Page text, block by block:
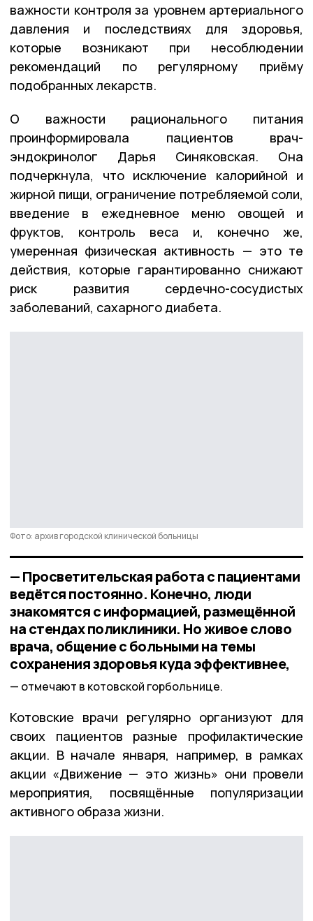
важности контроля за уровнем артериального
давления и последствиях для здоровья,
которые возникают при несоблюдении
рекомендаций по регулярному приёму
подобранных лекарств.
О важности рационального питания
проинформировала пациентов врач-
эндокринолог Дарья Синяковская. Она
подчеркнула, что исключение калорийной и
жирной пищи, ограничение потребляемой соли,
введение в ежедневное меню овощей и
фруктов, контроль веса и, конечно же,
умеренная физическая активность — это те
действия, которые гарантированно снижают
риск развития сердечно-сосудистых
заболеваний, сахарного диабета.
Фото: архив городской клинической больницы
— Просветительская работа с пациентами
ведётся постоянно. Конечно, люди
знакомятся с информацией, размещённой
на стендах поликлиники. Но живое слово
врача, общение с больными на темы
сохранения здоровья куда эффективнее,
отмечают в котовской горбольнице.
Котовские врачи регулярно организуют для
своих пациентов разные профилактические
акции. В начале января, например, в рамках
акции «Движение — это жизнь» они провели
мероприятия, посвящённые популяризации
активного образа жизни.